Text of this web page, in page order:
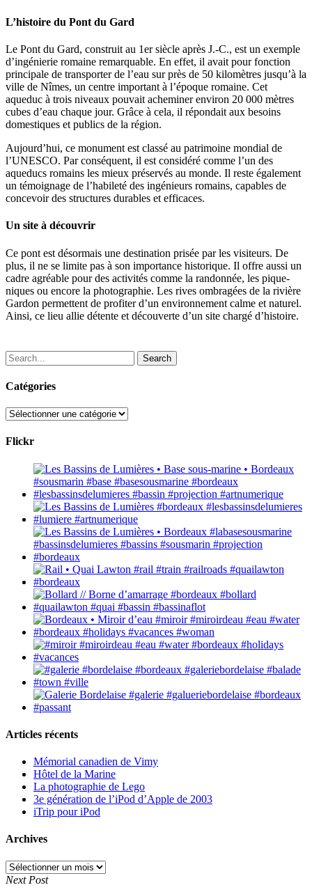
L’histoire du Pont du Gard
Le Pont du Gard, construit au 1er siècle après J.-C., est un exemple
d’ingénierie romaine remarquable. En effet, il avait pour fonction
principale de transporter de l’eau sur près de 50 kilomètres jusqu’à la
ville de Nîmes, un centre important à l’époque romaine. Cet
aqueduc à trois niveaux pouvait acheminer environ 20 000 mètres
cubes d’eau chaque jour. Grâce à cela, il répondait aux besoins
domestiques et publics de la région.
Aujourd’hui, ce monument est classé au patrimoine mondial de
l’UNESCO. Par conséquent, il est considéré comme l’un des
aqueducs romains les mieux préservés au monde. Il reste également
un témoignage de l’habileté des ingénieurs romains, capables de
concevoir des structures durables et efficaces.
Un site à découvrir
Ce pont est désormais une destination prisée par les visiteurs. De
plus, il ne se limite pas à son importance historique. Il offre aussi un
cadre agréable pour des activités comme la randonnée, les pique-
niques ou encore la photographie. Les rives ombragées de la rivière
Gardon permettent de profiter d’un environnement calme et naturel.
Ainsi, ce lieu allie détente et découverte d’un site chargé d’histoire.
Search
Catégories
Catégories
Flickr
Articles récents
Mémorial canadien de Vimy
Hôtel de la Marine
La photographie de Lego
3e génération de l’iPod d’Apple de 2003
iTrip pour iPod
Archives
Archives
Next Post